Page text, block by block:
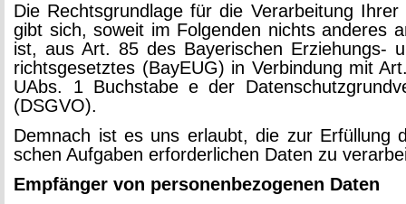
Die Rechts­grund­la­ge für die Ver­ar­bei­tung
gibt sich, so­weit im Fol­gen­den nichts an­de­res
ist, aus Art. 85 des Baye­ri­schen Er­zie­hungs-
richts­ge­setz­tes (Ba­y­EUG) in Ver­bin­dung mit
UAbs. 1 Buch­sta­be e der
(DSGVO).
Dem­nach ist es uns er­laubt, die zur Er­fül­lung
schen Auf­ga­ben er­for­der­li­chen Daten zu
Emp­fän­ger von per­so­nen­be­zo­ge­nen Daten